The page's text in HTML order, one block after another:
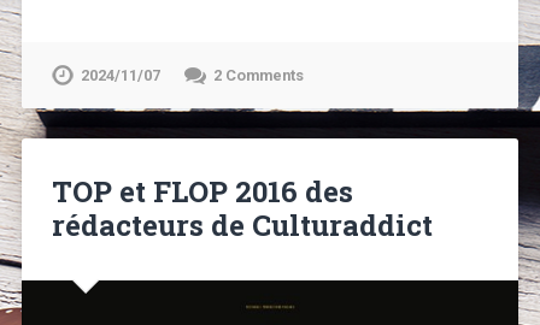
2024/11/07 2 Comments
TOP et FLOP 2016 des
rédacteurs de Culturaddict